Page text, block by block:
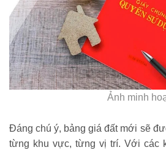
Ảnh minh
Đáng chú ý, bảng giá đất mới sẽ
từng khu vực, từng vị trí. Với các